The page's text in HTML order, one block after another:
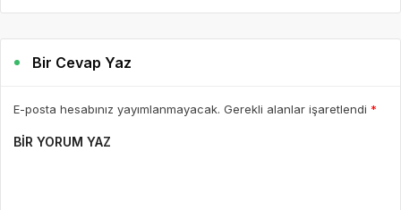
Bir Cevap Yaz
E-posta hesabınız yayımlanmayacak. Gerekli alanlar işaretlendi *
BIR YORUM YAZ